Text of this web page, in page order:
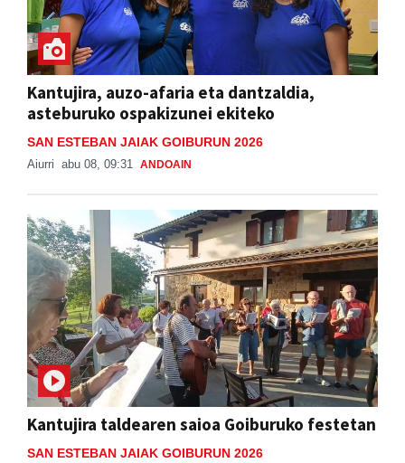
Kantujira, auzo-afaria eta dantzaldia,
asteburuko ospakizunei ekiteko
SAN ESTEBAN JAIAK GOIBURUN 2026
Aiurri abu 08, 09:31 ANDOAIN
Kantujira taldearen saioa Goiburuko festetan
SAN ESTEBAN JAIAK GOIBURUN 2026